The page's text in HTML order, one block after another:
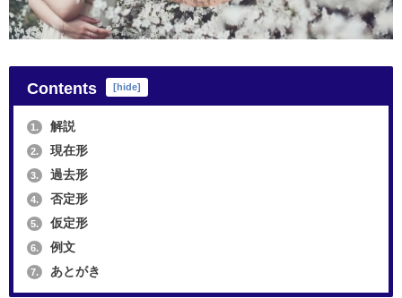
Contents [hide]
1. 解説
2. 現在形
3. 過去形
4. 否定形
5. 仮定形
6. 例文
7. あとがき